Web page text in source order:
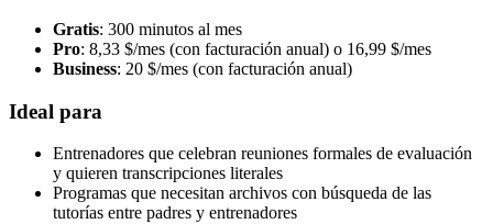
Gratis: 300 minutos al mes
Pro: 8,33 $/mes (con facturación anual) o 16,99 $/mes
Business: 20 $/mes (con facturación anual)
Ideal para
Entrenadores que celebran reuniones formales de evaluación
y quieren transcripciones literales
Programas que necesitan archivos con búsqueda de las
tutorías entre padres y entrenadores